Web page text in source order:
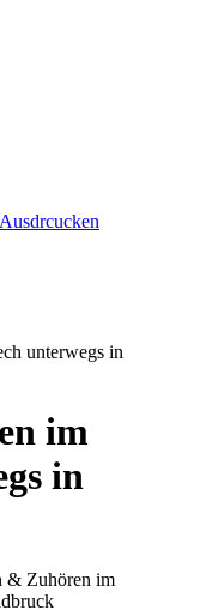
unterwegs in
im
in